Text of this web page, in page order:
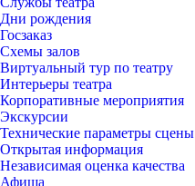
Дни рождения
Госзаказ
Схемы залов
Виртуальный тур по театру
Интерьеры театра
Корпоративные мероприятия
Экскурсии
Технические параметры сцены
Открытая информация
Независимая оценка качества
Афиша